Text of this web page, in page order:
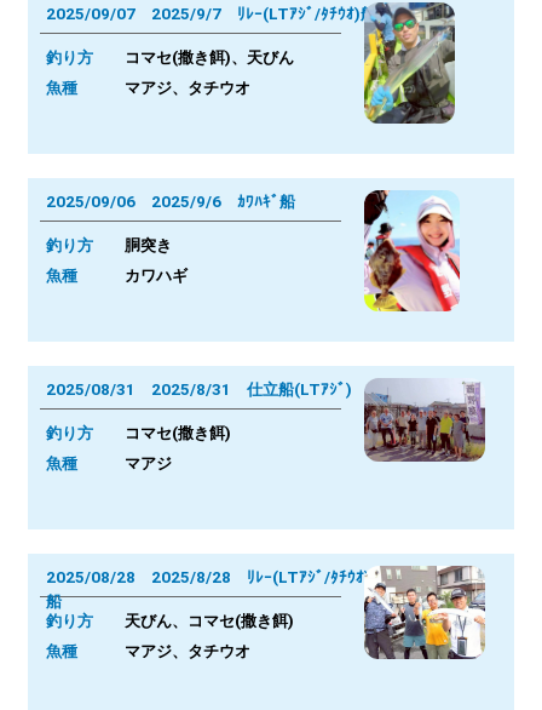
2025/09/07 2025/9/7 ﾘﾚｰ(LTｱｼﾞ/ﾀﾁｳｵ)船
釣り方
コマセ(撒き餌)、天びん
魚種 マアジ、タチウオ
2025/09/06 2025/9/6 ｶﾜﾊｷﾞ船
釣り方 胴突き
魚種 カワハギ
2025/08/31 2025/8/31 仕立船(LTｱｼﾞ)
釣り方
コマセ(撒き餌)
魚種 マアジ
2025/08/28 2025/8/28 ﾘﾚｰ(LTｱｼﾞ/ﾀﾁｳｵ)
船
釣り方 天びん、コマセ(撒き餌)
魚種 マアジ、タチウオ